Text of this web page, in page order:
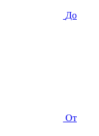
До
От